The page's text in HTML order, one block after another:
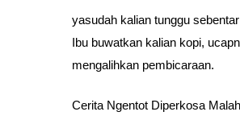
yasudah kalian tunggu
Ibu buwatkan kalian kopi,
mengalihkan pembicaraan.
Cerita Ngentot Diperkosa Malah